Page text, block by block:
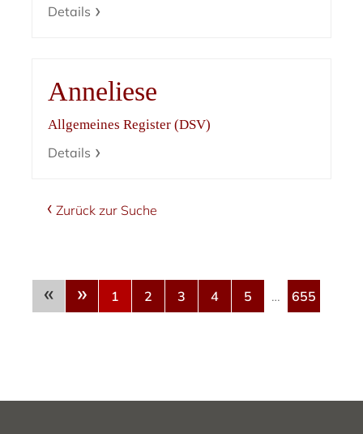
Details
Anneliese
Allgemeines Register (DSV)
Details
Zurück zur Suche
« » 1 2 3 4 5 … 655